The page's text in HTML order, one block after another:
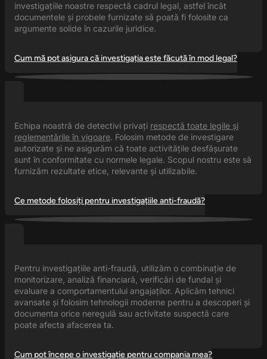
investigațiile noastre respectă cadrul legal, astfel încât
documentele și probele furnizate să poată fi folosite ca
argumente solide în cazurile juridice.
Cum mă pot asigura că investigația este făcută în mod legal?
Echipa noastră de detectivi privați respectă toate legile și
reglementările în vigoare. Folosim metode de investigare
autorizate și ne asigurăm că toate activitățile desfășurate
sunt în conformitate cu normele legale. Scopul nostru este să
furnizăm rezultate etice, relevante și utilizabile.
Ce metode folosiți pentru investigațiile anti-fraudă?
Pentru investigațiile anti-fraudă, utilizăm o combinație de
monitorizare, analiză financiară, verificări de fundal și
evaluare a comportamentului angajaților. Aplicăm tehnici
avansate și folosim tehnologii moderne pentru a descoperi și
documenta orice neregulă sau activitate suspectă care
poate afecta afacerea ta.
Cum pot începe o investigație pentru compania mea?